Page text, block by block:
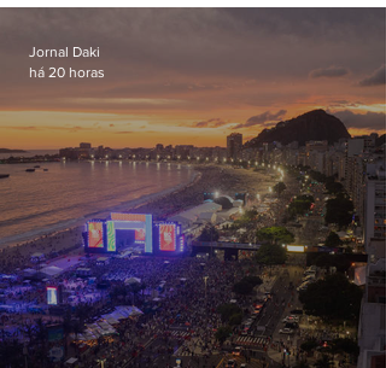
paternidade
Jornal Daki
há 20 horas